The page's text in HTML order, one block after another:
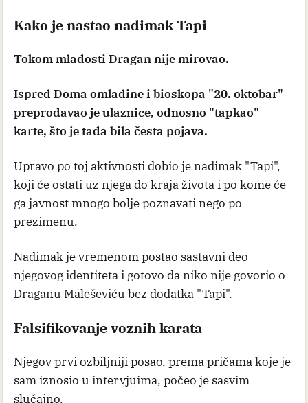
Kako je nastao nadimak Tapi
Tokom mladosti Dragan nije mirovao.
Ispred Doma omladine i bioskopa "20. oktobar"
preprodavao je ulaznice, odnosno "tapkao"
karte, što je tada bila česta pojava.
Upravo po toj aktivnosti dobio je nadimak "Tapi",
koji će ostati uz njega do kraja života i po kome će
ga javnost mnogo bolje poznavati nego po
prezimenu.
Nadimak je vremenom postao sastavni deo
njegovog identiteta i gotovo da niko nije govorio o
Draganu Maleševiću bez dodatka "Tapi".
Falsifikovanje voznih karata
Njegov prvi ozbiljniji posao, prema pričama koje je
sam iznosio u intervjuima, počeo je sasvim
slučajno.